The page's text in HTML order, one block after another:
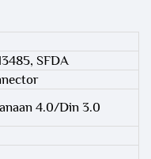
SFDA
4.0/Din 3.0